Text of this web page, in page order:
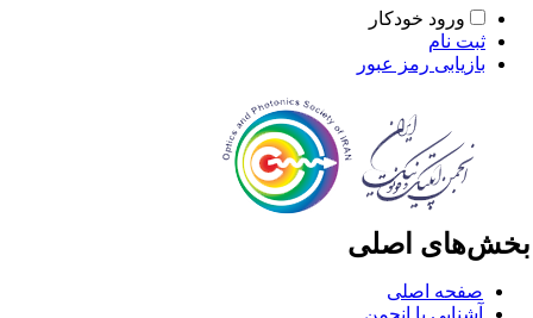
ورود خودکار
ثبت نام
بازیابی رمز عبور
اصلی
صفحه اصلی
آشنایی با انجمن